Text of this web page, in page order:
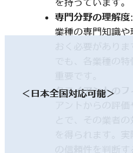
を持っています。
専門分野の理解度
業種の専門知識や
おく必要があり
でも、各業種の
クライアントのフ
アントからの評
とで、その業者
を得られます。
の信頼性を判断
＜日本全国対応可能＞